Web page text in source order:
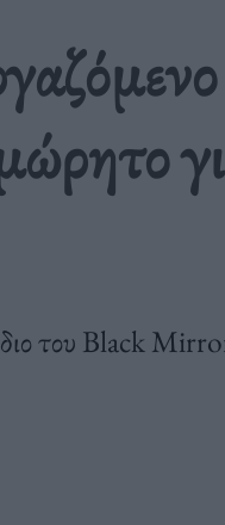
του Black